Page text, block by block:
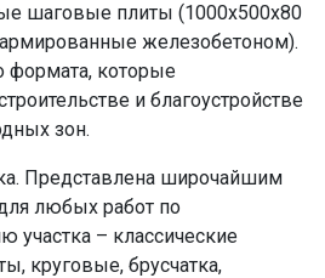
шаговые плиты (1000х500х80
железобетоном).
которые
и благоустройстве
зон.
Представлена широчайшим
любых работ по
участка – классические
круговые, брусчатка,